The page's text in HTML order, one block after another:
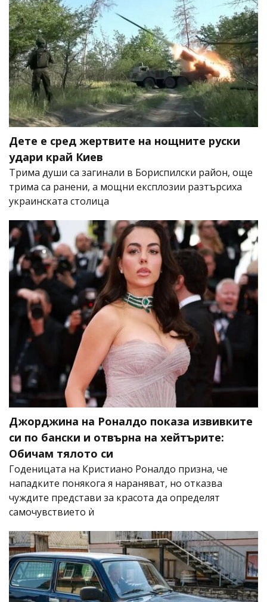
Дете е сред жертвите на нощните руски
удари край Киев
Трима души са загинали в Бориспилски район, още
трима са ранени, а мощни експлозии разтърсиха
украинската столица
Джорджина на Роналдо показа извивките
си по бански и отвърна на хейтърите:
Обичам тялото си
Годеницата на Кристиано Роналдо призна, че
нападките понякога я нараняват, но отказва
чуждите представи за красота да определят
самочувствието ѝ